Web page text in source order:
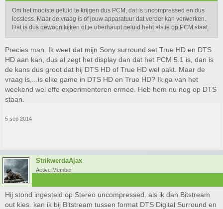
Om het mooiste geluid te krijgen dus PCM, dat is uncompressed en dus
lossless. Maar de vraag is of jouw apparatuur dat verder kan verwerken.
Dat is dus gewoon kijken of je uberhaupt geluid hebt als ie op PCM staat.
Precies man. Ik weet dat mijn Sony surround set True HD en DTS
HD aan kan, dus al zegt het display dan dat het PCM 5.1 is, dan is
de kans dus groot dat hij DTS HD of True HD wel pakt. Maar de
vraag is,...is elke game in DTS HD en True HD? Ik ga van het
weekend wel effe experimenteren ermee. Heb hem nu nog op DTS
staan.
5 sep 2014
StrikwerdaAjax
Active Member
Hij stond ingesteld op Stereo uncompressed. als ik dan Bitstream
out kies. kan ik bij Bitstream tussen format DTS Digital Surround en